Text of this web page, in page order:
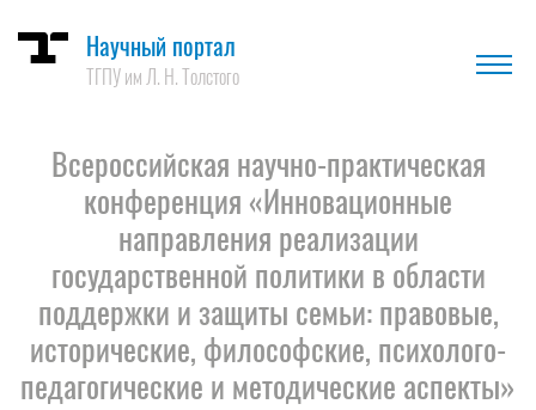
Научный портал
ТГПУ им Л. Н. Толстого
Всероссийская научно-практическая
конференция «Инновационные
направления реализации
государственной политики в области
поддержки и защиты семьи: правовые,
исторические, философские, психолого-
педагогические и методические аспекты»